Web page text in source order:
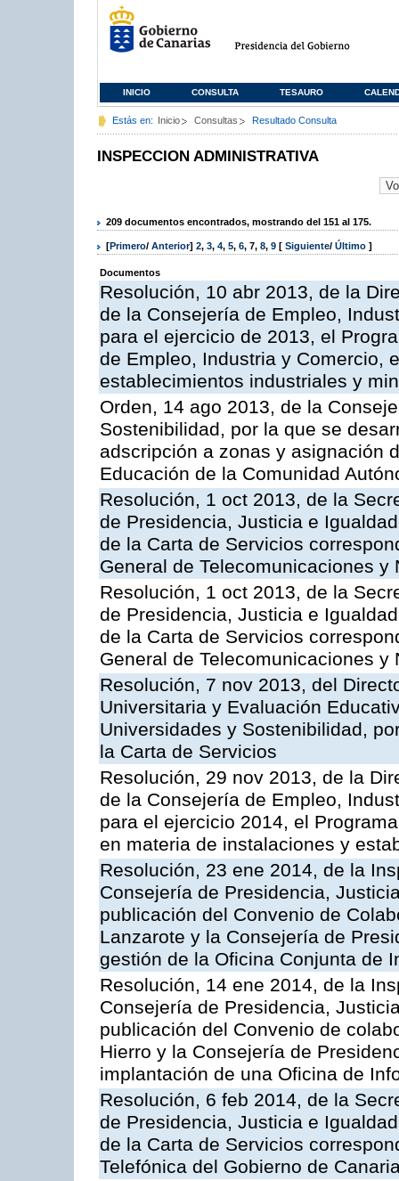
INICIO CONSULTA TESAURO
Estás en: Inicio Consultas Resultado Consulta
INSPECCION ADMINISTRATIVA
209 documentos encontrados, mostrando del 151 al 175.
[Primero/ Anterior] 2, 3, 4, 5, 6, 7, 8, 9 [ Siguiente/ Último ]
Documentos
Resolución, 10 abr 2013, de la
de la Consejería de Empleo,
para el ejercicio de 2013, el
de Empleo, Industria y Comercio,
establecimientos industriales y
Orden, 14 ago 2013, de la
Sostenibilidad, por la que se
adscripción a zonas y asignación
Educación de la Comunidad
Resolución, 1 oct 2013, de la
de Presidencia, Justicia e
de la Carta de Servicios
General de Telecomunicaciones y
Resolución, 1 oct 2013, de la
de Presidencia, Justicia e
de la Carta de Servicios
General de Telecomunicaciones y
Resolución, 7 nov 2013, del
Universitaria y Evaluación
Universidades y Sostenibilidad,
la Carta de Servicios
Resolución, 29 nov 2013, de la
de la Consejería de Empleo,
para el ejercicio 2014, el
en materia de instalaciones y
Resolución, 23 ene 2014, de la
Consejería de Presidencia,
publicación del Convenio de
Lanzarote y la Consejería de
gestión de la Oficina Conjunta de
Resolución, 14 ene 2014, de la
Consejería de Presidencia,
publicación del Convenio de
Hierro y la Consejería de
implantación de una Oficina de
Resolución, 6 feb 2014, de la
de Presidencia, Justicia e
de la Carta de Servicios
Telefónica del Gobierno de